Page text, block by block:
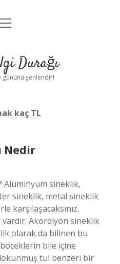
UyarıDurağı
gününü şenlendir!
kaç TL
Nedir
Alüminyum sineklik,
sineklik, metal sineklik
karşılaşacaksınız.
Akordiyon sineklik
olarak da bilinen bu
bile içine
tül benzeri bir